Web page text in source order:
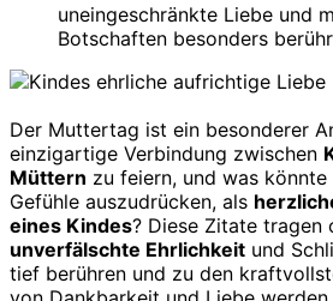
uneingeschränkte Liebe und
Botschaften besonders
Der Muttertag ist ein besonderer
einzigartige Verbindung zwischen
Müttern zu feiern, und was
Gefühle auszudrücken, als
eines Kindes? Diese Zitate tragen
unverfälschte Ehrlichkeit und
tief berühren und zu den